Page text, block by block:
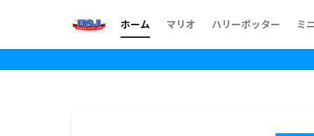
ホーム マリオ ハリーポッター ミ